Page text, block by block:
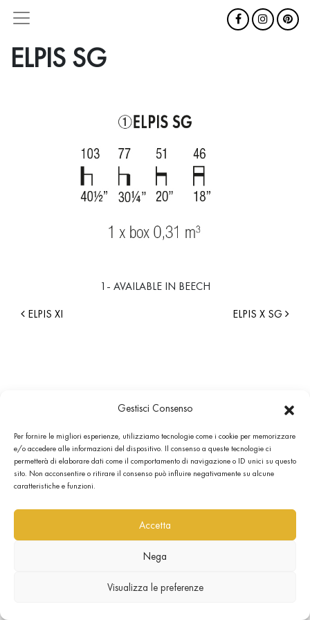
Gestisci Consenso
Per fornire le migliori esperienze, utilizziamo tecnologie come i cookie per memorizzare
e/o accedere alle informazioni del dispositivo. Il consenso a queste tecnologie ci
permetterà di elaborare dati come il comportamento di navigazione o ID unici su questo
sito. Non acconsentire o ritirare il consenso può influire negativamente su alcune
caratteristiche e funzioni.
Accetta
Nega
Visualizza le preferenze
ELPIS SG
1- AVAILABLE IN BEECH
ELPIS XI
ELPIS X SG